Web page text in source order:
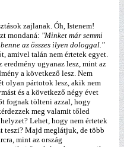
zajlanak. Óh, Istenem!
mondaná: "Minket már semmi
az összes ilyen dologgal."
amivel talán nem értetek egyet.
ugyanaz lesz, mint az
a következő lesz. Nem
olyan pártotok lesz, akik nem
és a következő négy évet
fognak tölteni azzal, hogy
meg valamit tőled
Lehet, hogy nem értetek
teszi? Majd meglátjuk, de több
mint az ország